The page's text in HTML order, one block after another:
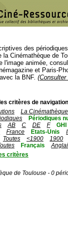
des
la Cinémathèque de
l'image animée,
et Paris-
la BNF.
critères de
La
Périodiques
AB C DE F
GHI
France Etats-Unis
Toutes <1900
1900
Français
critères
de Toulouse - 0